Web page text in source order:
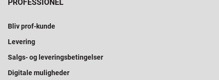
PROFESSIONEL
Bliv prof-kunde
Levering
Salgs- og leveringsbetingelser
Digitale muligheder